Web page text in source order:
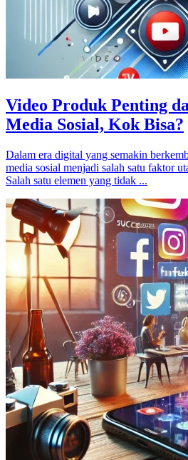
Video Produk Penting
Media Sosial, Kok Bisa?
Dalam era digital yang semakin
media sosial menjadi salah satu faktor
Salah satu elemen yang tidak ...